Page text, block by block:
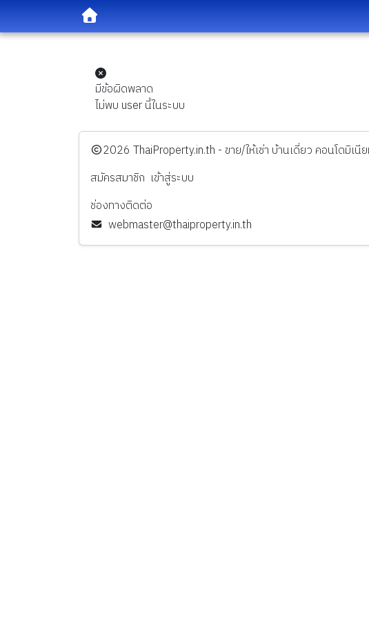
มีข้อผิดพลาด
ไม่พบ user นี้ในระบบ
️2026 ThaiProperty.in.th - ขาย/ให้เช่า บ้านเดี่ยว คอนโดมิเ
สมัครสมาชิก เข้าสู่ระบบ
ช่องทางติดต่อ
webmaster@thaiproperty.in.th